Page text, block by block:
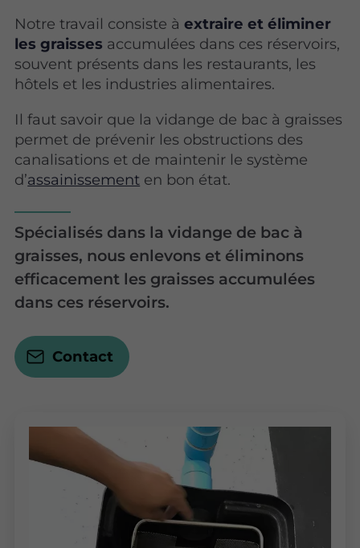
Notre travail consiste àextraire et éliminer
les graisses accumulées dans ces réservoirs,
souvent présents dans les restaurants, les
hôtels et les industries alimentaires.
Il faut savoir que la vidange de bac à graisses
permet de prévenir les obstructions des
canalisations et de maintenir le système
d’assainissement en bon état.
Spécialisés dans la vidange de bac à
graisses, nous enlevons et éliminons
efficacement les graisses accumulées
dans ces réservoirs.
Contact